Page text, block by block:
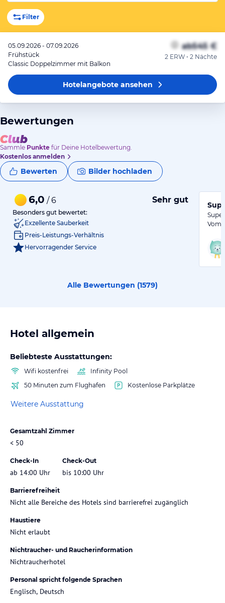
Filter
05.09.2026 - 07.09.2026
Frühstück
Classic Doppelzimmer mit Balkon
ab545 €
2 ERW • 2 Nächte
Hotelangeboteansehen
Bewertungen
Sammle Punkte für Deine Hotelbewertung.
Kostenlos anmelden
Bewerten Bilder hochladen
6,0 / 6 Sehr gut
Besonders gut bewertet:
Exzellente Sauberkeit
Preis-Leistungs-Verhältnis
Hervorragender Service
Vom
Alle Bewertungen (1579)
Hotel allgemein
Beliebteste Ausstattungen:
Wifi kostenfrei
Infinity Pool
50 Minuten zum Flughafen
Kostenlose Parkplätze
Weitere Ausstattung
Gesamtzahl Zimmer
< 50
Check-In
ab 14:00 Uhr
Check-Out
bis 10:00 Uhr
Barrierefreiheit
Nicht alle Bereiche des Hotels sind barrierefrei zugänglich
Haustiere
Nicht erlaubt
Nichtraucher- und Raucherinformation
Nichtraucherhotel
Personal spricht folgende Sprachen
Englisch, Deutsch